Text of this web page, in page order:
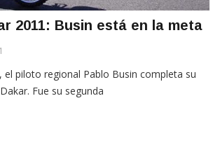
2011: Busin está en la meta
el piloto regional Pablo Busin completa su
Fue su segunda